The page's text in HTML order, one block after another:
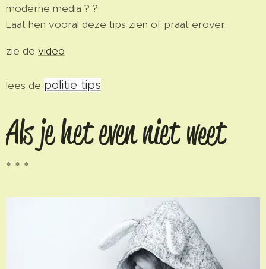
moderne media ? ?
Laat hen vooral deze tips zien of praat erover.
zie de video
lees de politie tips
Als je het even niet weet
* * *